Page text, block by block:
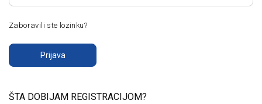
Zaboravili ste lozinku?
Prijava
ŠTA DOBIJAM REGISTRACIJOM?